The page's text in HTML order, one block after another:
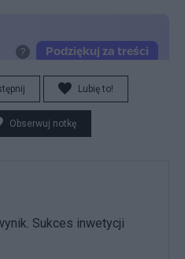
Lubię to!
Obserwuj notkę
Sukces inwetycji